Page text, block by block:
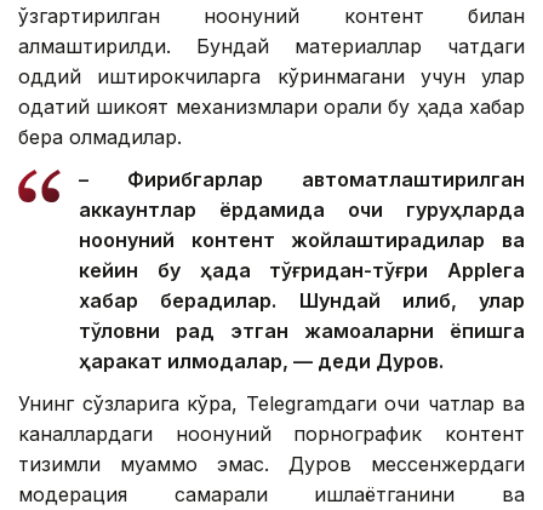
ўзгартирилган ноқонуний контент билан
алмаштирилди. Бундай материаллар чатдаги
оддий иштирокчиларга кўринмагани учун улар
одатий шикоят механизмлари орқали бу ҳақда хабар
бера олмадилар.
– Фирибгарлар автоматлаштирилган
аккаунтлар ёрдамида очиқ гуруҳларда
ноқонуний контент жойлаштирадилар ва
кейин бу ҳақда тўғридан-тўғри Appleга
хабар берадилар. Шундай қилиб, улар
тўловни рад этган жамоаларни ёпишга
ҳаракат қилмоқдалар, — деди Дуров.
Унинг сўзларига кўра, Telegramдаги очиқ чатлар ва
каналлардаги ноқонуний порнографик контент
тизимли муаммо эмас. Дуров мессенжердаги
модерация самарали ишлаётганини ва